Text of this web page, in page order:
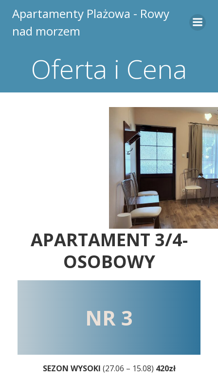
to
Apartamenty Plażowa - Rowy
nad morzem
Oferta i Cena
APARTAMENT 3/4-
OSOBOWY
NR 3
SEZON WYSOKI (27.06 – 15.08) 420zł